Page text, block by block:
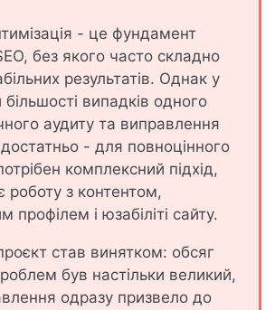
- це фундамент
без якого часто складно
результатів. Однак у
випадків одного
аудиту та виправлення
- для повноцінного
комплексний підхід,
з контентом,
профілем і юзабіліті сайту.
став винятком: обсяг
був настільки великий,
одразу призвело до